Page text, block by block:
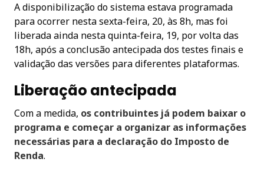
A disponibilização do sistema estava programada
para ocorrer nesta sexta-feira, 20, às 8h, mas foi
liberada ainda nesta quinta-feira, 19, por volta das
18h, após a conclusão antecipada dos testes finais e
validação das versões para diferentes plataformas.
Liberação antecipada
Com a medida, os contribuintes já podem baixar o
programa e começar a organizar as informações
necessárias para a declaração do Imposto de
Renda.